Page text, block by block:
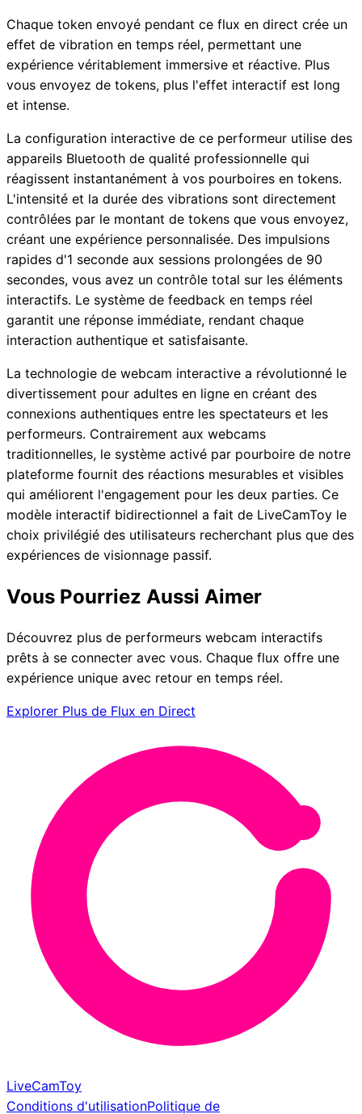
Chaque token envoyé pendant ce flux en direct crée un
effet de vibration en temps réel, permettant une
expérience véritablement immersive et réactive. Plus
vous envoyez de tokens, plus l'effet interactif est long
et intense.
La configuration interactive de ce performeur utilise des
appareils Bluetooth de qualité professionnelle qui
réagissent instantanément à vos pourboires en tokens.
L'intensité et la durée des vibrations sont directement
contrôlées par le montant de tokens que vous envoyez,
créant une expérience personnalisée. Des impulsions
rapides d'1 seconde aux sessions prolongées de 90
secondes, vous avez un contrôle total sur les éléments
interactifs. Le système de feedback en temps réel
garantit une réponse immédiate, rendant chaque
interaction authentique et satisfaisante.
La technologie de webcam interactive a révolutionné le
divertissement pour adultes en ligne en créant des
connexions authentiques entre les spectateurs et les
performeurs. Contrairement aux webcams
traditionnelles, le système activé par pourboire de notre
plateforme fournit des réactions mesurables et visibles
qui améliorent l'engagement pour les deux parties. Ce
modèle interactif bidirectionnel a fait de LiveCamToy le
choix privilégié des utilisateurs recherchant plus que des
expériences de visionnage passif.
Vous Pourriez Aussi Aimer
Découvrez plus de performeurs webcam interactifs
prêts à se connecter avec vous. Chaque flux offre une
expérience unique avec retour en temps réel.
Explorer Plus de Flux en Direct
LiveCamToy
Conditions d'utilisationPolitique de